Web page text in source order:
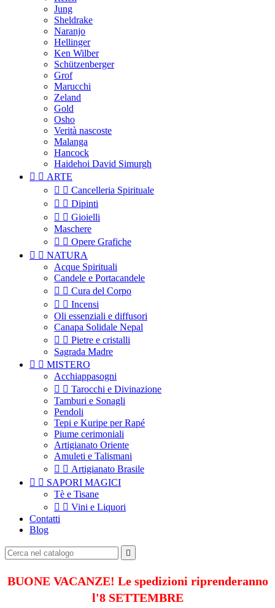
Jung
Sheldrake
Naranjo
Hellinger
Ken Wilber
Schützenberger
Grof
Marucchi
Zeland
Gold
Osho
Verità nascoste
Malanga
Hancock
Haidehoi David Simurgh
  ARTE
  Cancelleria Spirituale
  Dipinti
  Gioielli
Maschere
  Opere Grafiche
  NATURA
Acque Spirituali
Candele e Portacandele
  Cura del Corpo
  Incensi
Oli essenziali e diffusori
Canapa Solidale Nepal
  Pietre e cristalli
Sagrada Madre
  MISTERO
Acchiappasogni
  Tarocchi e Divinazione
Tamburi e Sonagli
Pendoli
Tepi e Kuripe per Rapé
Piume cerimoniali
Artigianato Oriente
Amuleti e Talismani
  Artigianato Brasile
  SAPORI MAGICI
Tè e Tisane
  Vini e Liquori
Contatti
Blog

BUONE VACANZE! Le spedizioni riprenderanno
l'8 SETTEMBRE